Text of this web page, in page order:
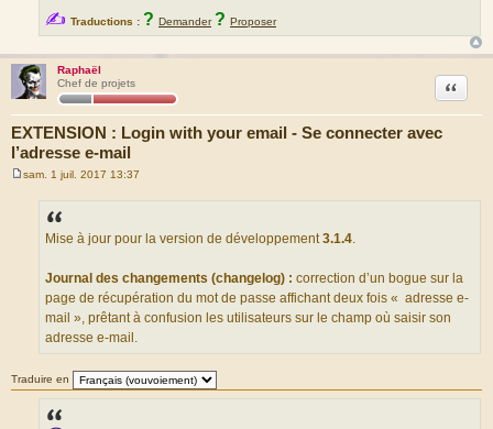
✍ Traductions : ? Demander ? Proposer
Raphaël
Chef de projets
EXTENSION : Login with your email - Se connecter avec
l’adresse e-mail
Citation
sam. 1 juil. 2017 13:37
Mise à jour pour la version de développement3.1.4.
Journal des changements (changelog) : correction d’un bogue sur la
page de récupération du mot de passe affichant deux fois « adresse e-
mail », prêtant à confusion les utilisateurs sur le champ où saisir son
adresse e-mail.
Traduire en